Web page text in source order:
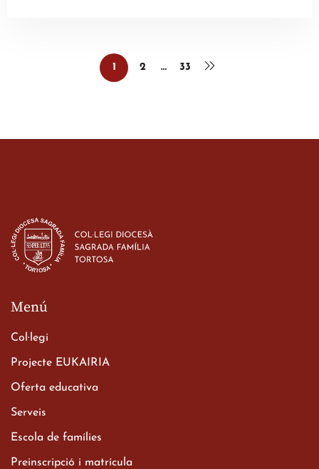
1 2 … 33
Menú
Col·legi
Projecte EUKAIRIA
Oferta educativa
Serveis
Escola de famílies
Preinscripció i matrícula